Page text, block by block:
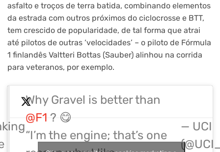
asfalto e troços de terra batida, combinando elementos
da estrada com outros próximos do ciclocrosse e BTT,
tem crescido de popularidade, de tal forma que atrai
até pilotos de outras ‘velocidades’ – o piloto de Fórmula
1 finlandês Valtteri Bottas (Sauber) alinhou na corrida
para veteranos, por exemplo.
Why Gravel is better than
@F1 ? 😋
“I’m the engine; that’s one
— UCI